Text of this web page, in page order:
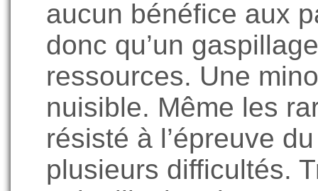
aucun bénéfice aux
donc qu’un
ressources. Une
nuisible. Même les
résisté à l’épreuve
plusieurs difficultés.